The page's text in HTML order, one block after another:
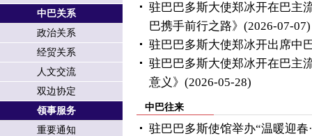
中巴关系
政治关系
经贸关系
人文交流
双边协定
领事服务
重要通知
驻巴巴多斯大使郑冰开在巴主
巴携手前行之路》 (2026-07-07)
驻巴巴多斯大使郑冰开出席中
驻巴巴多斯大使郑冰开在巴主
意义》 (2026-05-28)
中巴往来
驻巴巴多斯使馆举办“温暖迎